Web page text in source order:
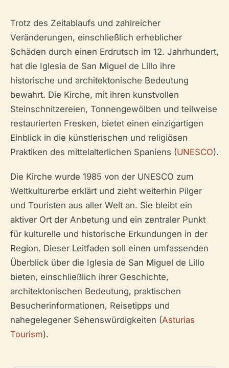
Trotz des Zeitablaufs und zahlreicher
Veränderungen, einschließlich erheblicher
Schäden durch einen Erdrutsch im 12. Jahrhundert,
hat die Iglesia de San Miguel de Lillo ihre
historische und architektonische Bedeutung
bewahrt. Die Kirche, mit ihren kunstvollen
Steinschnitzereien, Tonnengewölben und teilweise
restaurierten Fresken, bietet einen einzigartigen
Einblick in die künstlerischen und religiösen
Praktiken des mittelalterlichen Spaniens (UNESCO).
Die Kirche wurde 1985 von der UNESCO zum
Weltkulturerbe erklärt und zieht weiterhin Pilger
und Touristen aus aller Welt an. Sie bleibt ein
aktiver Ort der Anbetung und ein zentraler Punkt
für kulturelle und historische Erkundungen in der
Region. Dieser Leitfaden soll einen umfassenden
Überblick über die Iglesia de San Miguel de Lillo
bieten, einschließlich ihrer Geschichte,
architektonischen Bedeutung, praktischen
Besucherinformationen, Reisetipps und
nahegelegener Sehenswürdigkeiten (Asturias
Tourism).